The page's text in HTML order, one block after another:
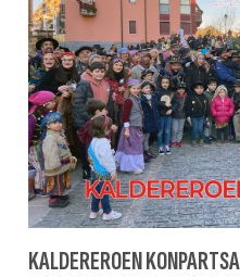
KALDEREROEN